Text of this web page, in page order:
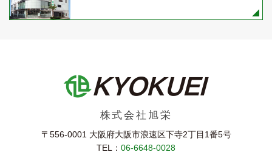
株式会社旭栄
〒556-0001 大阪府大阪市浪速区下寺2丁⽬1番5号
TEL： 06-6648-0028